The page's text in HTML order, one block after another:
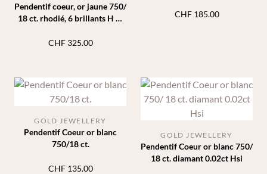
Pendentif coeur, or jaune 750/
18 ct. rhodié, 6 brillants H SI
CHF325.00
CHF185.00
Pendentif Coeur or blanc
750/18 ct.
GOLD JEWELLERY
CHF135.00
Pendentif Coeur or blanc 750/
18 ct. diamant 0.02ct Hsi
GOLD JEWELLERY